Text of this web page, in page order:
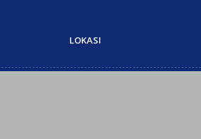
LOKASI